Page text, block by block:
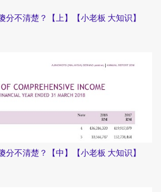
不清楚？【上】【小老板 大知识】
不清楚？【中】【小老板 大知识】